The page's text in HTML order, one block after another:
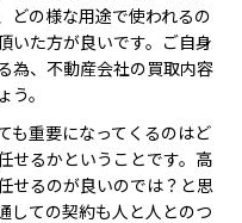
どの様な用途で使われるの
いた方が良いです。ご自身
為、不動産会社の買取内容
。
も重要になってくるのはど
せるかということです。高
せるのが良いのでは？と思
しての契約も人と人とのつ